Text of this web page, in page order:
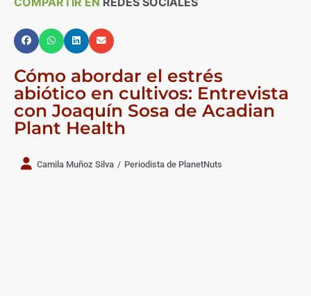
Cómo abordar el estrés
abiótico en cultivos: Entrevista
con Joaquín Sosa de Acadian
Plant Health
Camila Muñoz Silva / Periodista de PlanetNuts